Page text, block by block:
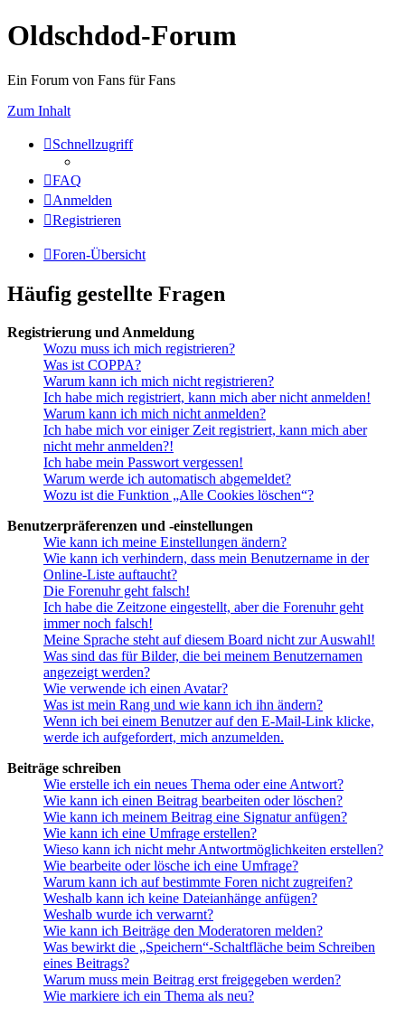
Oldschdod-Forum
Ein Forum von Fans für Fans
Zum Inhalt
Schnellzugriff
FAQ
Anmelden
Registrieren
Foren-Übersicht
Häufig gestellte Fragen
Registrierung und Anmeldung
Wozu muss ich mich registrieren?
Was ist COPPA?
Warum kann ich mich nicht registrieren?
Ich habe mich registriert, kann mich aber nicht anmelden!
Warum kann ich mich nicht anmelden?
Ich habe mich vor einiger Zeit registriert, kann mich aber
nicht mehr anmelden?!
Ich habe mein Passwort vergessen!
Warum werde ich automatisch abgemeldet?
Wozu ist die Funktion „Alle Cookies löschen“?
Benutzerpräferenzen und -einstellungen
Wie kann ich meine Einstellungen ändern?
Wie kann ich verhindern, dass mein Benutzername in der
Online-Liste auftaucht?
Die Forenuhr geht falsch!
Ich habe die Zeitzone eingestellt, aber die Forenuhr geht
immer noch falsch!
Meine Sprache steht auf diesem Board nicht zur Auswahl!
Was sind das für Bilder, die bei meinem Benutzernamen
angezeigt werden?
Wie verwende ich einen Avatar?
Was ist mein Rang und wie kann ich ihn ändern?
Wenn ich bei einem Benutzer auf den E-Mail-Link klicke,
werde ich aufgefordert, mich anzumelden.
Beiträge schreiben
Wie erstelle ich ein neues Thema oder eine Antwort?
Wie kann ich einen Beitrag bearbeiten oder löschen?
Wie kann ich meinem Beitrag eine Signatur anfügen?
Wie kann ich eine Umfrage erstellen?
Wieso kann ich nicht mehr Antwortmöglichkeiten erstellen?
Wie bearbeite oder lösche ich eine Umfrage?
Warum kann ich auf bestimmte Foren nicht zugreifen?
Weshalb kann ich keine Dateianhänge anfügen?
Weshalb wurde ich verwarnt?
Wie kann ich Beiträge den Moderatoren melden?
Was bewirkt die „Speichern“-Schaltfläche beim Schreiben
eines Beitrags?
Warum muss mein Beitrag erst freigegeben werden?
Wie markiere ich ein Thema als neu?